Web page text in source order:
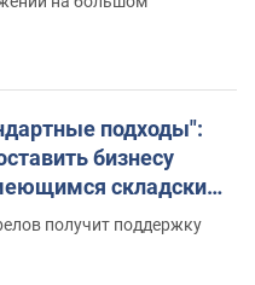
подходы":
бизнесу
складским
получит поддержку